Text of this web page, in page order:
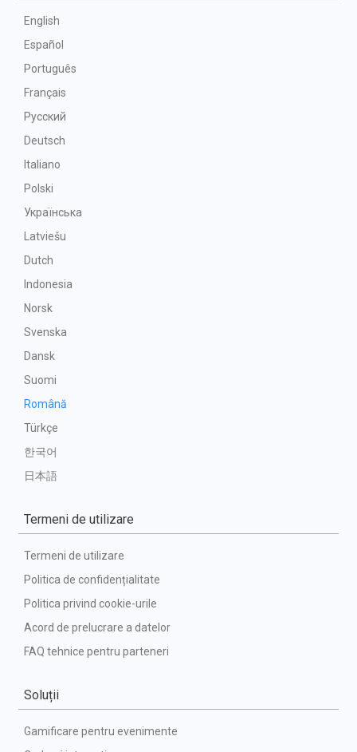
English
Español
Português
Français
Русский
Deutsch
Italiano
Polski
Українська
Latviešu
Dutch
Indonesia
Norsk
Svenska
Dansk
Suomi
Română
Türkçe
한국어
日本語
Termeni de utilizare
Termeni de utilizare
Politica de confidențialitate
Politica privind cookie-urile
Acord de prelucrare a datelor
FAQ tehnice pentru parteneri
Soluții
Gamificare pentru evenimente